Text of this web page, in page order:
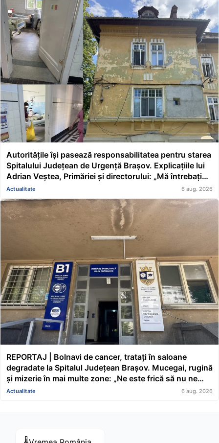
Autoritățile își pasează responsabilitatea pentru starea
Spitalului Județean de Urgență Brașov. Explicațiile lui
Adrian Veștea, Primăriei și directorului: „Mă întrebați
pe mine de ce nu s-au renovat în ultimii 36 de ani?”
Actualitate 6 aug. 2026
REPORTAJ | Bolnavi de cancer, tratați în saloane
degradate la Spitalul Județean Brașov. Mucegai, rugină
și mizerie în mai multe zone: „Ne este frică să nu ne
cadă tavanul în cap” FOTO/VIDEO
Actualitate 6 aug. 2026
🌡️